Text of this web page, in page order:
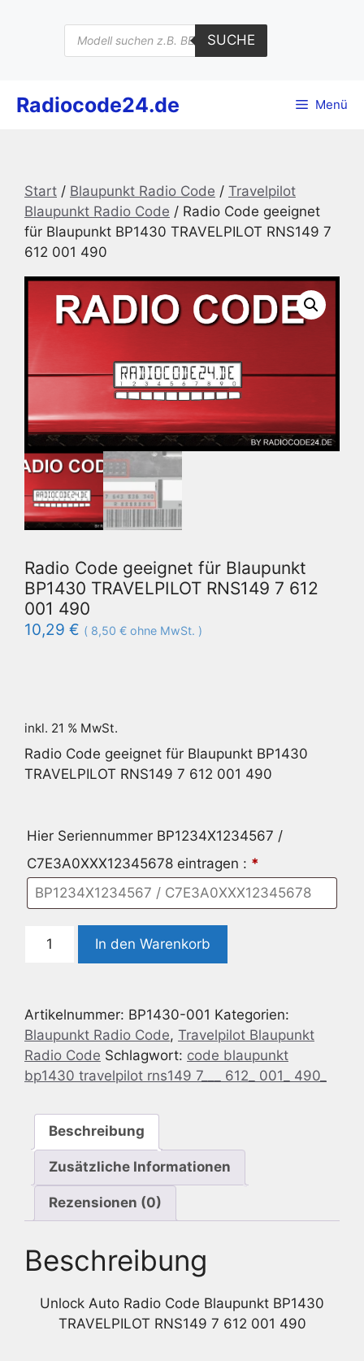
Products
search
SUCHE
Radiocode24.de Menü
Start / Blaupunkt Radio Code / Travelpilot
Blaupunkt Radio Code / Radio Code geeignet
für Blaupunkt BP1430 TRAVELPILOT RNS149 7
612 001 490
Radio Code geeignet für Blaupunkt
BP1430 TRAVELPILOT RNS149 7 612
001 490
10,29 € ( 8,50 € ohne MwSt. )
inkl. 21 % MwSt.
Radio Code geeignet für Blaupunkt BP1430
TRAVELPILOT RNS149 7 612 001 490
Hier Seriennummer BP1234X1234567 /
C7E3A0XXX12345678 eintragen : *
Code
Blaupunkt
BP1430
TRAVELPILOT
RNS149
612
490
In den Warenkorb
Artikelnummer: BP1430-001 Kategorien:
Blaupunkt Radio Code, Travelpilot Blaupunkt
Radio Code Schlagwort: code blaupunkt
bp1430 travelpilot rns149 7___ 612_ 001_ 490_
Beschreibung
Zusätzliche Informationen
Rezensionen (0)
Beschreibung
Unlock Auto Radio Code Blaupunkt BP1430
TRAVELPILOT RNS149 7 612 001 490